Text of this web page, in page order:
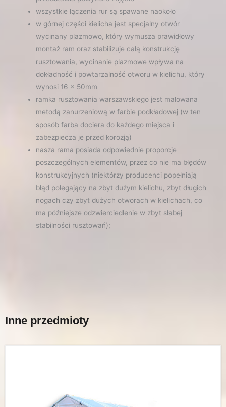
wszystkie łączenia rur są spawane naokoło
w górnej części kielicha jest specjalny otwór
wycinany plazmowo, który wymusza prawidłowy
montaż ram oraz stabilizuje całą konstrukcję
rusztowania, wycinanie plazmowe wpływa na
dokładność i powtarzalność otworu w kielichu, który
wynosi 16 x 50mm
ramka rusztowania warszawskiego jest malowana
metodą zanurzeniową w farbie podkładowej (w ten
sposób farba dociera do każdego miejsca i
zabezpiecza je przed korozją)
nasza rama posiada odpowiednie proporcje
poszczególnych elementów, przez co nie ma błędów
konstrukcyjnych (niektórzy producenci popełniają
błąd polegający na zbyt dużym kielichu, zbyt długich
nogach czy zbyt dużych otworach w kielichach, co
ma późniejsze odzwierciedlenie w zbyt słabej
stabilności rusztowań);
Inne przedmioty